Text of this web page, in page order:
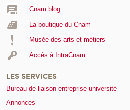
Cnam blog
La boutique du Cnam
Musée des arts et métiers
Accès à IntraCnam
LES SERVICES
Bureau de liaison entreprise-université
Annonces